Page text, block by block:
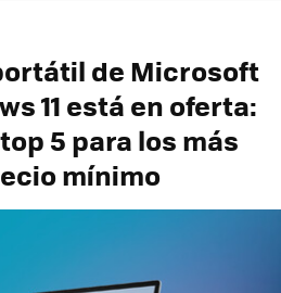
de Microsoft
11 está en oferta:
5 para los más
mínimo